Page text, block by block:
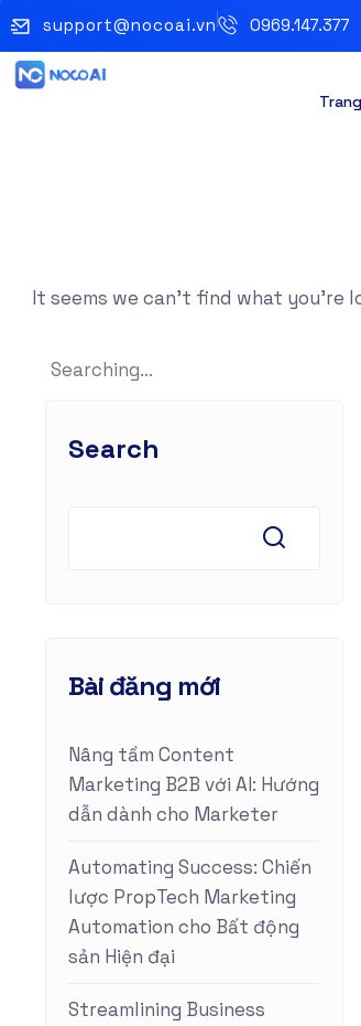
support@nocoai.vn 0969.147.377
It seems we can’t find what you’re
Search
Bài đăng mới
Nâng tầm Content
Marketing B2B với AI: Hướng
dẫn dành cho Marketer
Automating Success: Chiến
lược PropTech Marketing
Automation cho Bất động
sản Hiện đại
Streamlining Business